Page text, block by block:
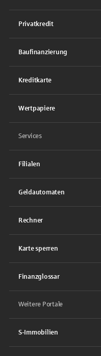
Privatkredit
Baufinanzierung
Kreditkarte
Wertpapiere
Services
Filialen
Geldautomaten
Rechner
Karte sperren
Finanzglossar
Weitere Portale
S-Immobilien